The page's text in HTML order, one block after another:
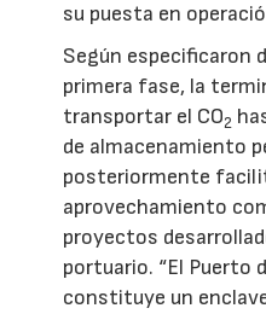
su puesta en
Según especificaron
primera fase, la
transportar el CO2
de almacenamiento
posteriormente
aprovechamiento
proyectos
portuario. “El Puerto
constituye un